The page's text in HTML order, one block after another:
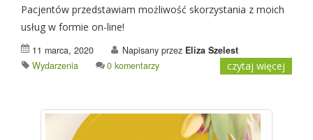
Pacjentów przedstawiam możliwość skorzystania z moich
usług w formie on-line!
11 marca, 2020 Napisany przez Eliza Szelest
Wydarzenia
0 komentarzy czytaj więcej